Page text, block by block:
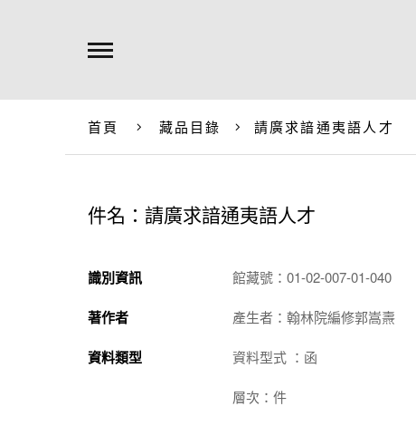
首頁 藏品目錄 請廣求諳通夷語人才
件名：請廣求諳通夷語人才
識別資訊 館藏號：01-02-007-01-040
著作者 產生者：翰林院編修郭嵩燾
資料類型 資料型式 ：函
層次：件